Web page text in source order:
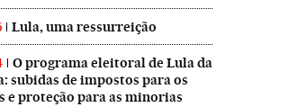
Lula, uma ressurreição
O programa eleitoral de Lula da
subidas de impostos para os
e proteção para as minorias